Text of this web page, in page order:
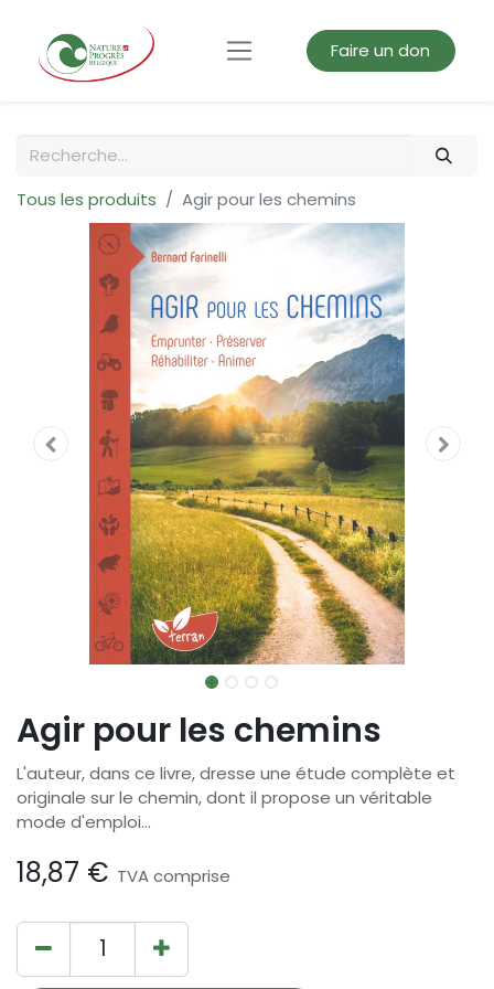
Faire un don
Tous les produits Agir pour les chemins
Agir pour les chemins
L'auteur, dans ce livre, dresse une étude complète et
originale sur le chemin, dont il propose un véritable
mode d'emploi...
18,87 € TVA comprise